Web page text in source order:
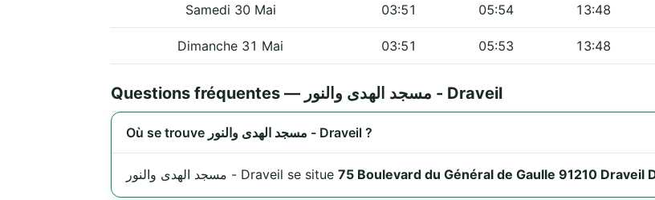
Samedi 30 Mai 03:51 05:54 13:48
Dimanche 31 Mai 03:51 05:53 13:48
Questions fréquentes — مسجد الهدى والنور - Draveil
Où se trouve مسجد الهدى والنور - Draveil ?
مسجد الهدى والنور - Draveil se situe 75 Boulevard du Général de Gaulle 91210 Draveil